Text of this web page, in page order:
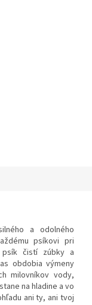
a odolného
psíkovi pri
psík čistí zúbky a
obdobia výmeny
milovníkov vody,
na hladine a vo
ani ty, ani tvoj